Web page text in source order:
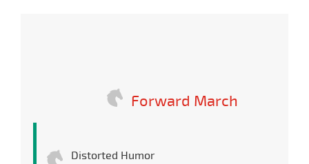
Forward March
Distorted Humor